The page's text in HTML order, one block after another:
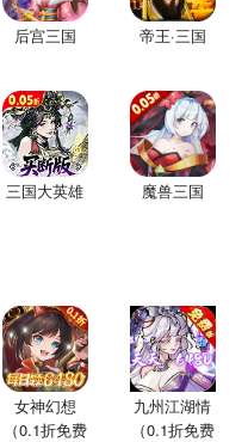
后宫三国 帝王·三国
三国大英雄 魔兽三国
女神幻想
（0.1折免费
九州江湖情
（0.1折免费